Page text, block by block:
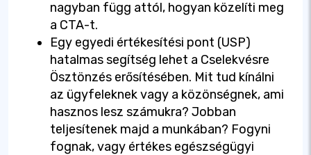
nagyban függ attól, hogyan közelíti meg
a CTA-t.
Egy egyedi értékesítési pont (USP)
hatalmas segítség lehet a Cselekvésre
Ösztönzés erősítésében. Mit tud kínálni
az ügyfeleknek vagy a közönségnek, ami
hasznos lesz számukra? Jobban
teljesítenek majd a munkában? Fogyni
fognak, vagy értékes egészségügyi